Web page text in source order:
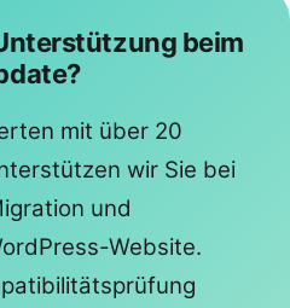
beim
mit über 20
wir Sie bei
und
Website.